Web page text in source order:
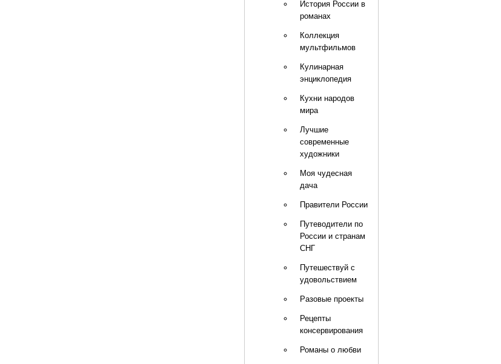
История России в
романах
Коллекция
мультфильмов
Кулинарная
энциклопедия
Кухни народов
мира
Лучшие
современные
художники
Моя чудесная
дача
Правители России
Путеводители по
России и странам
СНГ
Путешествуй с
удовольствием
Разовые проекты
Рецепты
консервирования
Романы о любви